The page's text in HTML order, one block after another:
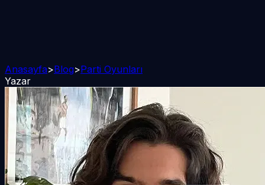
Anasayfa>Blog>Parti Oyunları
Yazar